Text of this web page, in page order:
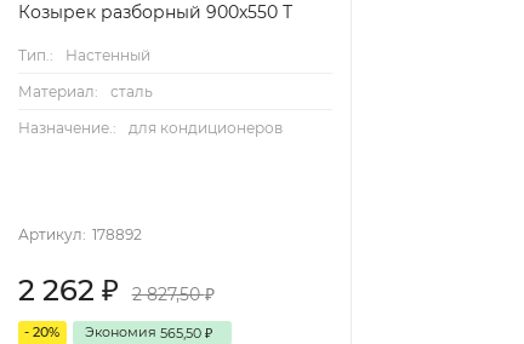
Козырек разборный 900х550 Т
Тип.:
Настенный
Материал:
сталь
Назначение.:
для кондиционеров
Артикул: 178892
2 262 ₽ 2 827,50₽
- 20% Экономия 565,50 ₽